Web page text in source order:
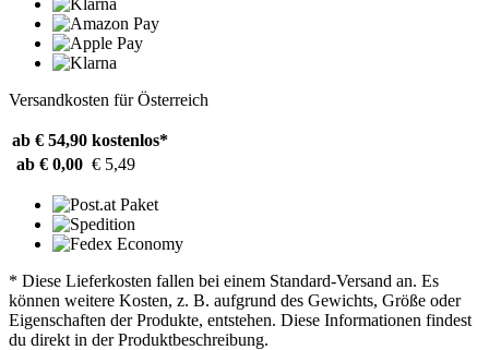
Versandkosten für Österreich
ab € 54,90 kostenlos*
ab € 0,00 € 5,49
* Diese Lieferkosten fallen bei einem Standard-Versand an. Es
können weitere Kosten, z. B. aufgrund des Gewichts, Größe oder
Eigenschaften der Produkte, entstehen. Diese Informationen findest
du direkt in der Produktbeschreibung.